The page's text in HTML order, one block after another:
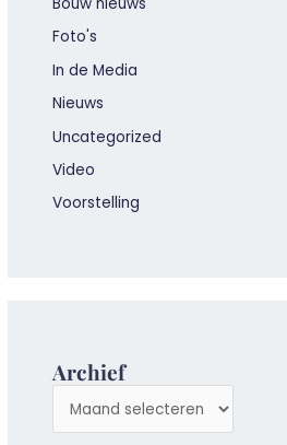
Foto's
In de Media
Nieuws
Uncategorized
Video
Voorstelling
Archief
r